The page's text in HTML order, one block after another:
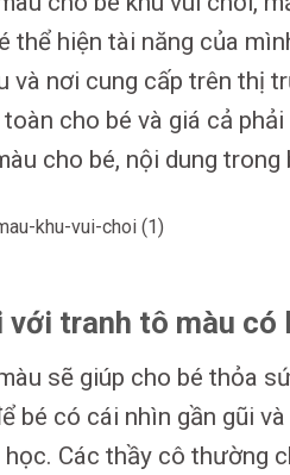
thể hiện tài năng của
và nơi cung cấp trên thị
cho bé và giá cả
cho bé, nội dung
với tranh tô màu có
sẽ giúp cho bé thỏa
bé có cái nhìn gần gũi
học. Các thầy cô thường